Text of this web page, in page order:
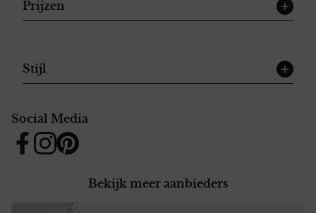
Prijzen
Stijl
Social Media
Facebook
Instagram
Pinterest
Bekijk meer aanbieders